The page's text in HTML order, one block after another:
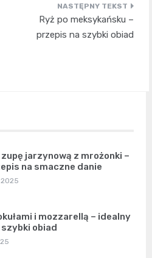
Ryż po meksykańsku –
przepis na szybki obiad
jarzynową z mrożonki –
na smaczne danie
i mozzarellą – idealny
obiad